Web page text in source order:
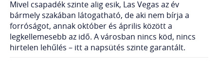
Mivel csapadék szinte alig esik, Las Vegas az év
bármely szakában látogatható, de aki nem bírja a
forróságot, annak október és április között a
legkellemesebb az idő. A városban nincs köd, nincs
hirtelen lehűlés – itt a napsütés szinte garantált.